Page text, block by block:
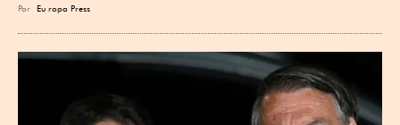
Por Eu ropa Press